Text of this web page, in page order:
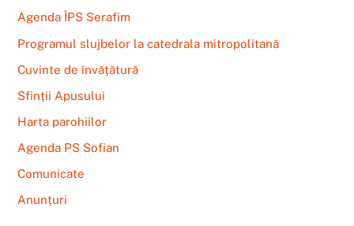
Agenda ÎPS Serafim
Programul slujbelor la catedrala mitropolitană
Cuvinte de învățătură
Sfinții Apusului
Harta parohiilor
Agenda PS Sofian
Comunicate
Anunțuri